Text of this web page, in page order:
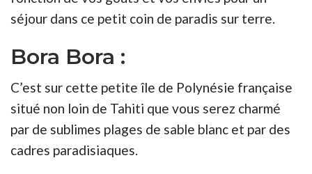
séjour dans ce petit coin de paradis sur terre.
Bora Bora :
C’est sur cette petite île de Polynésie française
situé non loin de Tahiti que vous serez charmé
par de sublimes plages de sable blanc et par des
cadres paradisiaques.